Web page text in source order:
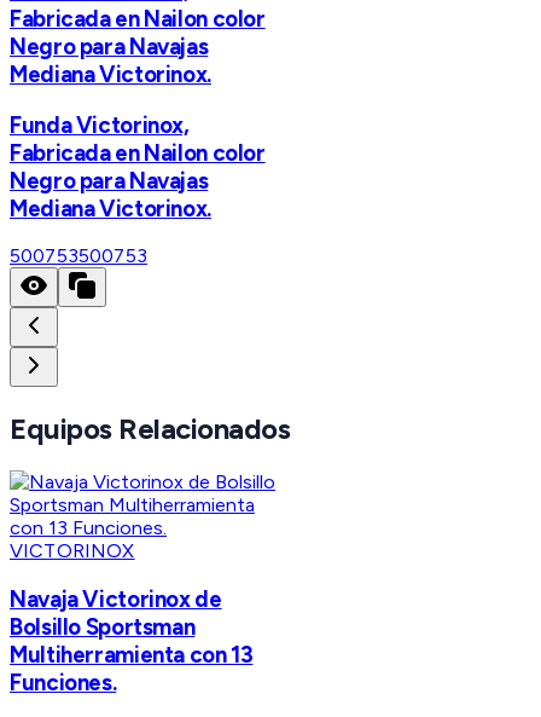
Fabricada en Nailon color
Negro para Navajas
Mediana Victorinox.
Funda Victorinox,
Fabricada en Nailon color
Negro para Navajas
Mediana Victorinox.
500753500753
Equipos Relacionados
VICTORINOX
Navaja Victorinox de
Bolsillo Sportsman
Multiherramienta con 13
Funciones.